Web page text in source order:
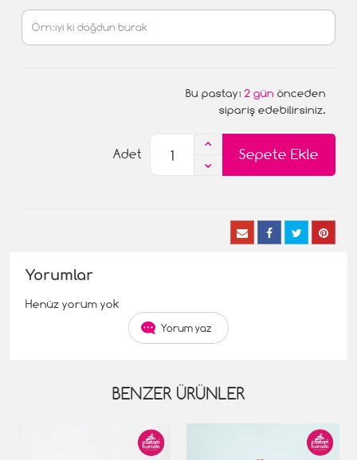
Bu pastayı 2 gün önceden
sipariş edebilirsiniz.
Sepete Ekle
Adet
Yorumlar
Henüz yorum yok
Yorum yaz
BENZER ÜRÜNLER